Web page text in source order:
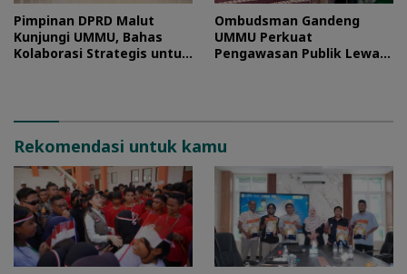
Pimpinan DPRD Malut
Kunjungi UMMU, Bahas
Kolaborasi Strategis untuk
Ombudsman Gandeng
UMMU Perkuat
Pengawasan Publik Lewat
Rekomendasi untuk kamu